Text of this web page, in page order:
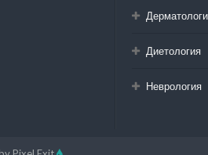
Диетология
Неврология